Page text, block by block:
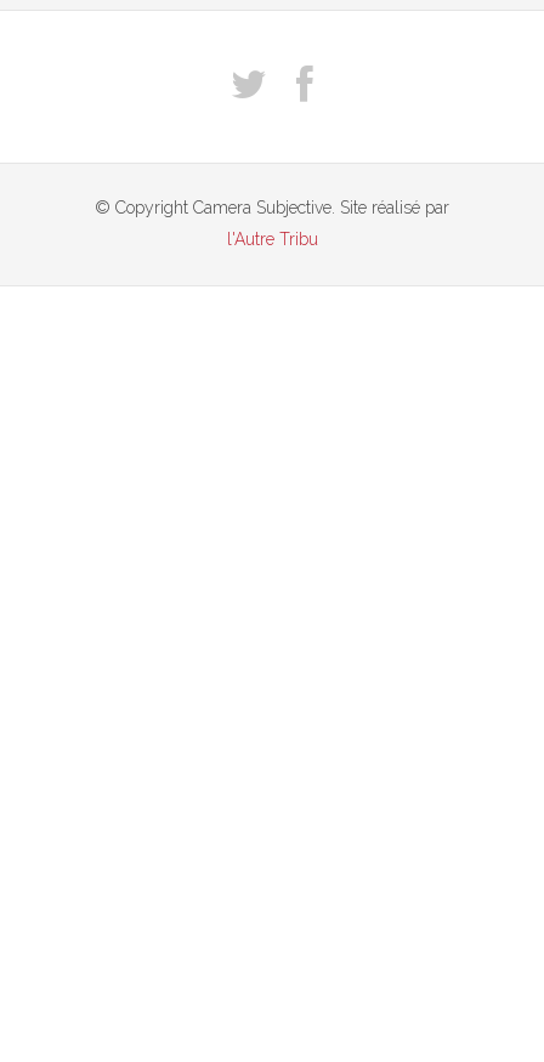
© Copyright Camera Subjective. Site réalisé par
l'Autre Tribu